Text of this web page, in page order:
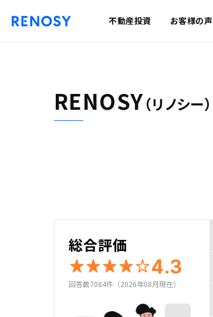
不動産投資 お客様の声
RENOSY（リノシー）
総合評価
4.3
回答数7084件（2026年08月現在）